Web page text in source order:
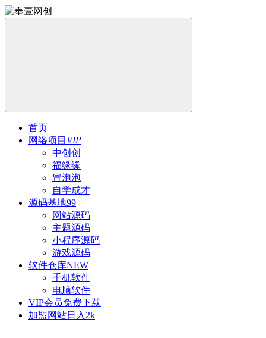
首页
网络项目 VIP
中创创
福缘缘
冒泡泡
自学成才
源码基地99
网站源码
主题源码
小程序源码
游戏源码
软件仓库NEW
手机软件
电脑软件
VIP会员免费下载
加盟网站日入2k